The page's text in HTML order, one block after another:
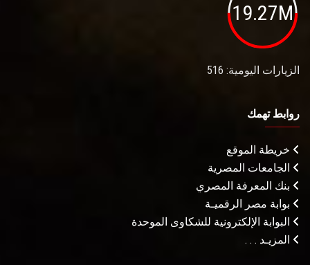
19.27M
الزيارات اليومية: 516
روابط تهمك
خريطة الموقع
الجامعات المصرية
بنك المعرفة المصري
بوابة مصر الرقميـة
البوابة الإلكترونية للشكاوى الموحدة
المزيـد . . .